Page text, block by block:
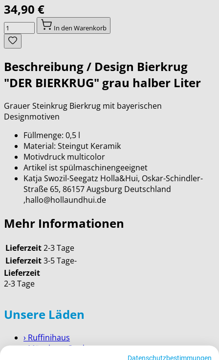
34,90 €
Menge
In den Warenkorb
Beschreibung / Design Bierkrug
"DER BIERKRUG" grau halber Liter
Grauer Steinkrug Bierkrug mit bayerischen
Designmotiven
Füllmenge: 0,5 l
Material: Steingut Keramik
Motivdruck multicolor
Artikel ist spülmaschinengeeignet
Katja Swozil-Seegatz Holla&Hui, Oskar-Schindler-
Straße 65, 86157 Augsburg Deutschland
,hallo@hollaundhui.de
Mehr Informationen
Lieferzeit2-3 Tage
Lieferzeit3-5 Tage-
Lieferzeit
2-3 Tage
Unsere Läden
› Ruffinihaus
› Münchner Stadtmuseum
Datenschutzbestimmungen